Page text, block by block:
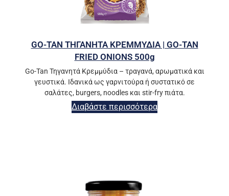
GO-TAN ΤΗΓΑΝΗΤΑ ΚΡΕΜΜΥΔΙΑ | GO-TAN
FRIED ONIONS 500g
Go-Tan Τηγανητά Κρεμμύδια – τραγανά, αρωματικά και
γευστικά. Ιδανικά ως γαρνιτούρα ή συστατικό σε
σαλάτες, burgers, noodles και stir-fry πιάτα.
Διαβάστε περισσότερα